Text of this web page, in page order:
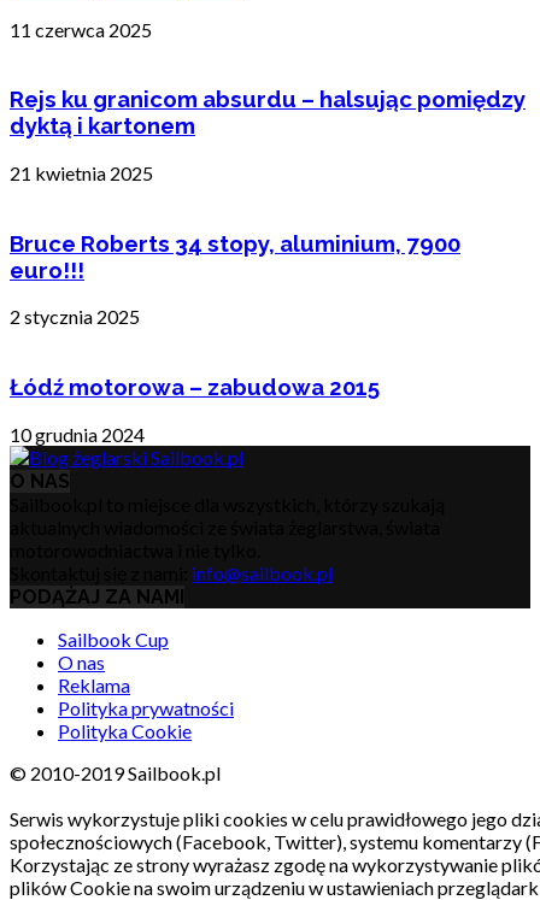
11 czerwca 2025
Rejs ku granicom absurdu – halsując pomiędzy
dyktą i kartonem
21 kwietnia 2025
Bruce Roberts 34 stopy, aluminium, 7900
euro!!!
2 stycznia 2025
Łódź motorowa – zabudowa 2015
10 grudnia 2024
O NAS
info@sailbook.pl
PODĄŻAJ ZA NAMI
Sailbook Cup
O nas
Reklama
Polityka prywatności
Polityka Cookie
© 2010-2019 Sailbook.pl
Serwis wykorzystuje pliki cookies w celu prawidłowego jego
społecznościowych (Facebook, Twitter), systemu komentarzy
Korzystając ze strony wyrażasz zgodę na wykorzystywanie
plików Cookie na swoim urządzeniu w ustawieniach